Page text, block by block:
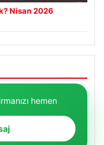
Nisan 2026
hemen